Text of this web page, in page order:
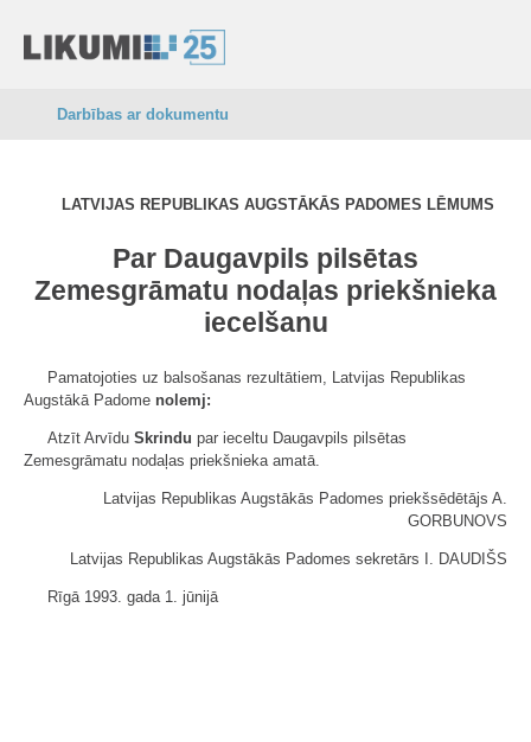
Darbības ar dokumentu
LATVIJAS REPUBLIKAS AUGSTĀKĀS PADOMES LĒMUMS
Par Daugavpils pilsētas
Zemesgrāmatu nodaļas priekšnieka
iecelšanu
Pamatojoties uz balsošanas rezultātiem, Latvijas Republikas
Augstākā Padome nolemj:
Atzīt Arvīdu Skrindu par ieceltu Daugavpils pilsētas
Zemesgrāmatu nodaļas priekšnieka amatā.
Latvijas Republikas Augstākās Padomes priekšsēdētājs A.
GORBUNOVS
Latvijas Republikas Augstākās Padomes sekretārs I. DAUDIŠS
Rīgā 1993. gada 1. jūnijā